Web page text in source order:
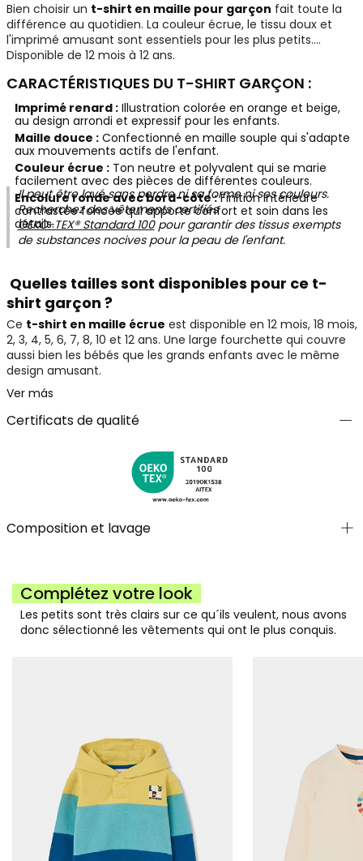
Bien choisir un t-shirt en maille pour garçon fait toute la
différence au quotidien. La couleur écrue, le tissu doux et
l'imprimé amusant sont essentiels pour les plus petits.
Disponible de 12 mois à 12 ans.
CARACTÉRISTIQUES DU T-SHIRT GARÇON :
Imprimé renard :Illustration colorée en orange et beige,
au design arrondi et expressif pour les enfants.
Maille douce :Confectionné en maille souple qui s'adapte
aux mouvements actifs de l'enfant.
Couleur écrue :Ton neutre et polyvalent qui se marie
facilement avec des pièces de différentes couleurs.
Encolure ronde avec bord-côte :Finition intérieure
contrastée foncée qui apporte confort et soin dans les
détails.
Il peut être lavé sans perdre ni sa forme ni ses couleurs.
Recherchez des vêtements certifiés
OEKO-TEX® Standard 100pour garantir des tissus exempts
de substances nocives pour la peau de l'enfant.
Quelles tailles sont disponibles pour ce t-
shirt garçon ?
Ce t-shirt en maille écrue est disponible en 12 mois, 18 mois,
2, 3, 4, 5, 6, 7, 8, 10 et 12 ans. Une large fourchette qui couvre
aussi bien les bébés que les grands enfants avec le même
design amusant.
Ver más
Certificats de qualité
Composition et lavage
Complétez votre look
Les petits sont très clairs sur ce qu´ils veulent, nous avons
donc sélectionné les vêtements qui ont le plus conquis.